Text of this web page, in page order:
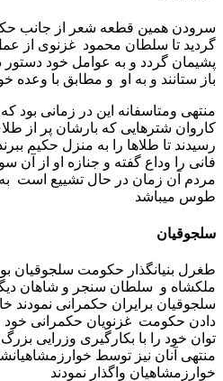
سرودن همین قطعه شعر از جانب
گردید تا سلطان محمود غزنوی از
پشیمان گردد و به عوامل خود دستور
باز ستانند و به او و مطابق با وعده
منتهی ومتاسفانه این در زمانی
کاروان شترهایی که بارشان پر از
رسیدند تا طلاها را به منزل حکیم
فانی را وداع گفته و جنازه او از
مردم آن زمان در حال تشییع است
طوس میباشد
سلجوقیان
طغرل بنیانگذار حکومت سلجوقیان
ملکشاه و سلطان سنجر و شاهان
سلجوقیان برایران حکمرانی
دادن حکومت غزنویان حکمرانی خود
توان خود را با بکارگیری وزرایی بزرگ
منتهی آنان نیز توسط
خوارزمشاهیان واگذار نمودند